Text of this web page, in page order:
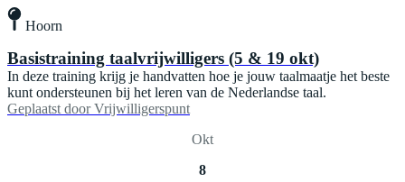
Hoorn
Basistraining taalvrijwilligers (5 & 19 okt)
In deze training krijg je handvatten hoe je jouw taalmaatje het beste
kunt ondersteunen bij het leren van de Nederlandse taal.
Geplaatst door Vrijwilligerspunt
Okt
8